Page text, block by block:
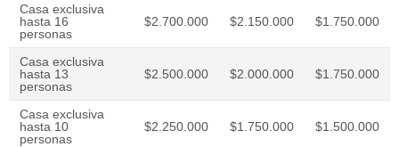
Casa exclusiva
hasta 16
personas
$2.700.000 $2.150.000 $1.750.000
Casa exclusiva
hasta 13
personas
$2.500.000 $2.000.000 $1.750.000
Casa exclusiva
hasta 10
personas
$2.250.000 $1.750.000 $1.500.000